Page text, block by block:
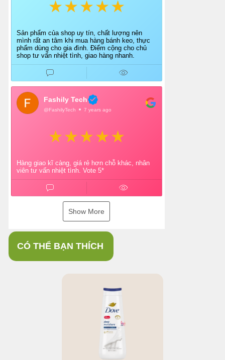
Sản phẩm của shop uy tín, chất lượng nên
mình rất an tâm khi mua hàng bánh keo, thực
phẩm dùng cho gia đình. Điểm cộng cho chủ
shop tư vấn nhiệt tình, giao hàng nhanh.
Fashily Tech
@FashilyTech 7 years ago
Hàng giao kĩ càng, giá rẻ hơn chỗ khác, nhân
viên tư vấn nhiệt tình. Vote 5*
Show More
CÓ THỂ BẠN THÍCH